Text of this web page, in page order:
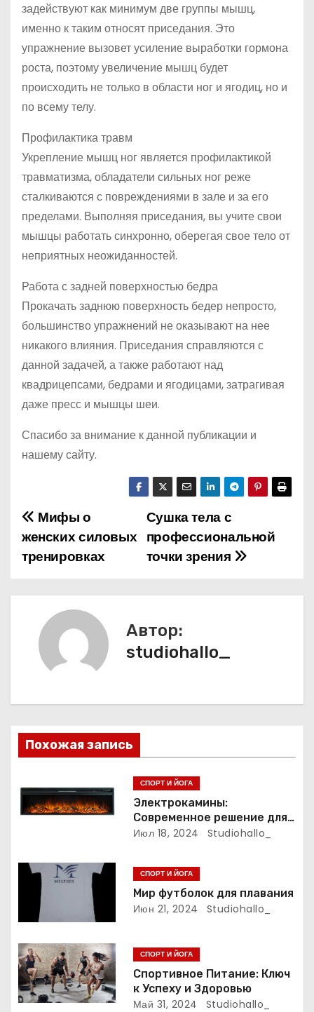
задействуют как минимум две группы мышц,
именно к таким относят приседания. Это
упражнение вызовет усиление выработки гормона
роста, поэтому увеличение мышц будет
происходить не только в области ног и ягодиц, но и
по всему телу.
Профилактика травм
Укрепление мышц ног является профилактикой
травматизма, обладатели сильных ног реже
сталкиваются с повреждениями в зале и за его
пределами. Выполняя приседания, вы учите свои
мышцы работать синхронно, оберегая свое тело от
неприятных неожиданностей.
Работа с задней поверхностью бедра
Прокачать заднюю поверхность бедер непросто,
большинство упражнений не оказывают на нее
никакого влияния. Приседания справляются с
данной задачей, а также работают над
квадрицепсами, бедрами и ягодицами, затрагивая
даже пресс и мышцы шеи.
Спасибо за внимание к данной публикации и
нашему сайту.
Н
а
ц
и
я
п
о
а
с
я
Сушка тела с
профессиональной
точки зрения
Мифы о
женских силовых
тренировках
Автор:
studiohallo_
Похожая запись
СПОРТ И ЙОГА
Электрокамины:
Современное решение для
уюта и тепла
Июл 18, 2024 Studiohallo_
СПОРТ И ЙОГА
Мир футболок для плавания
Июн 21, 2024 Studiohallo_
СПОРТ И ЙОГА
Спортивное Питание: Ключ
к Успеху и Здоровью
Май 31, 2024 Studiohallo_